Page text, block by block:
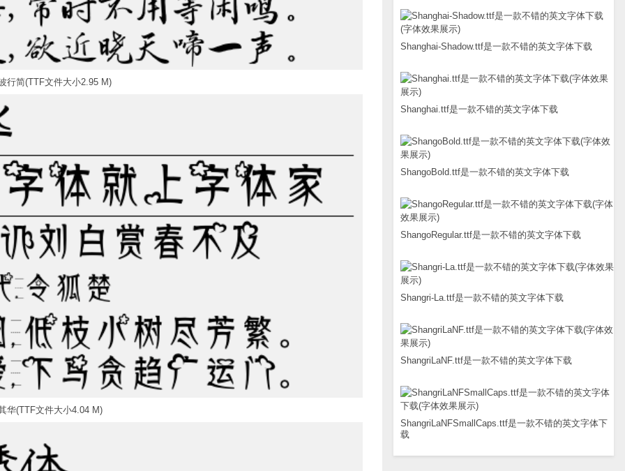
Shanghai-Shadow.ttf是一款不错的英文字体下载
Shanghai.ttf是一款不错的英文字体下载
ShangoBold.ttf是一款不错的英文字体下载
ShangoRegular.ttf是一款不错的英文字体下载
Shangri-La.ttf是一款不错的英文字体下载
ShangriLaNF.ttf是一款不错的英文字体下载
ShangriLaNFSmallCaps.ttf是一款不错的英文字体下
载
行简(TTF文件大小2.95 M)
华(TTF文件大小4.04 M)